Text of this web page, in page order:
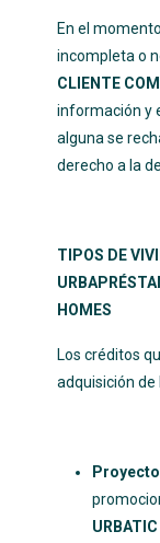
En el
incompleta o
CLIENTE
información y
alguna se
derecho a la
TIPOS DE
HOMES
Los créditos
adquisición de